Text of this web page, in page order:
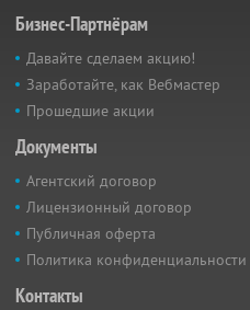
Бизнес-Партнёрам
Давайте сделаем акцию!
Заработайте, как Вебмастер
Прошедшие акции
Документы
Агентский договор
Лицензионный договор
Публичная оферта
Политика конфиденциальности
Контакты